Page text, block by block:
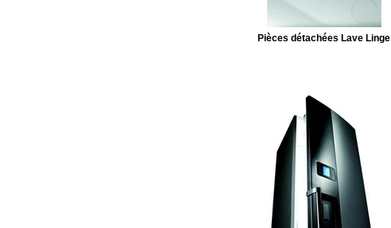
Pièces détachées Lave Linge